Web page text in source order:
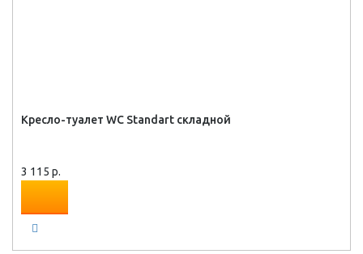
Кресло-туалет WC Standart складной
3 115 р.